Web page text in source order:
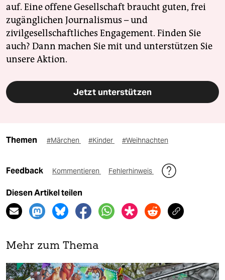
auf. Eine offene Gesellschaft braucht guten, frei
zugänglichen Journalismus – und
zivilgesellschaftliches Engagement. Finden Sie
auch? Dann machen Sie mit und unterstützen Sie
unsere Aktion.
Jetzt unterstützen
Themen #Märchen #Kinder #Weihnachten
Feedback Kommentieren Fehlerhinweis
Diesen Artikel teilen
Mehr zum Thema